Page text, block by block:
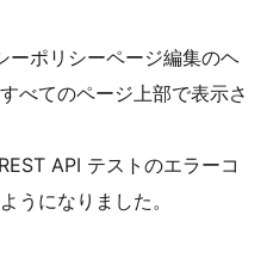
ーポリシーページ編集のヘ
べてのページ上部で表示さ
API テストのエラーコ
うになりました。